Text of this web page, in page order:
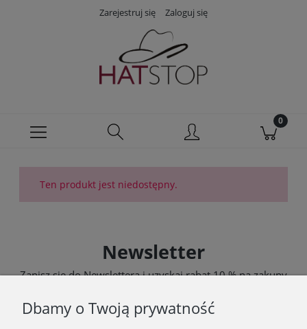
Zarejestruj się Zaloguj się
Ten produkt jest niedostępny.
Newsletter
Zapisz się do Newslettera i uzyskaj rabat 10 % na zakupy
Dbamy o Twoją prywatność